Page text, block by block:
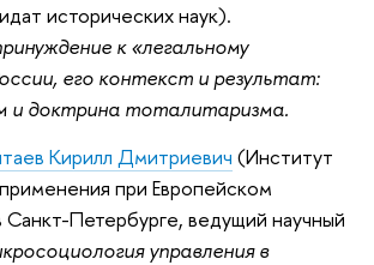
исторических наук).
к«легальному
его контекст и результат:
и доктрина тоталитаризма.
Кирилл Дмитриевич (Институт
при Европейском
Санкт-Петербурге, ведущий научный
управления в